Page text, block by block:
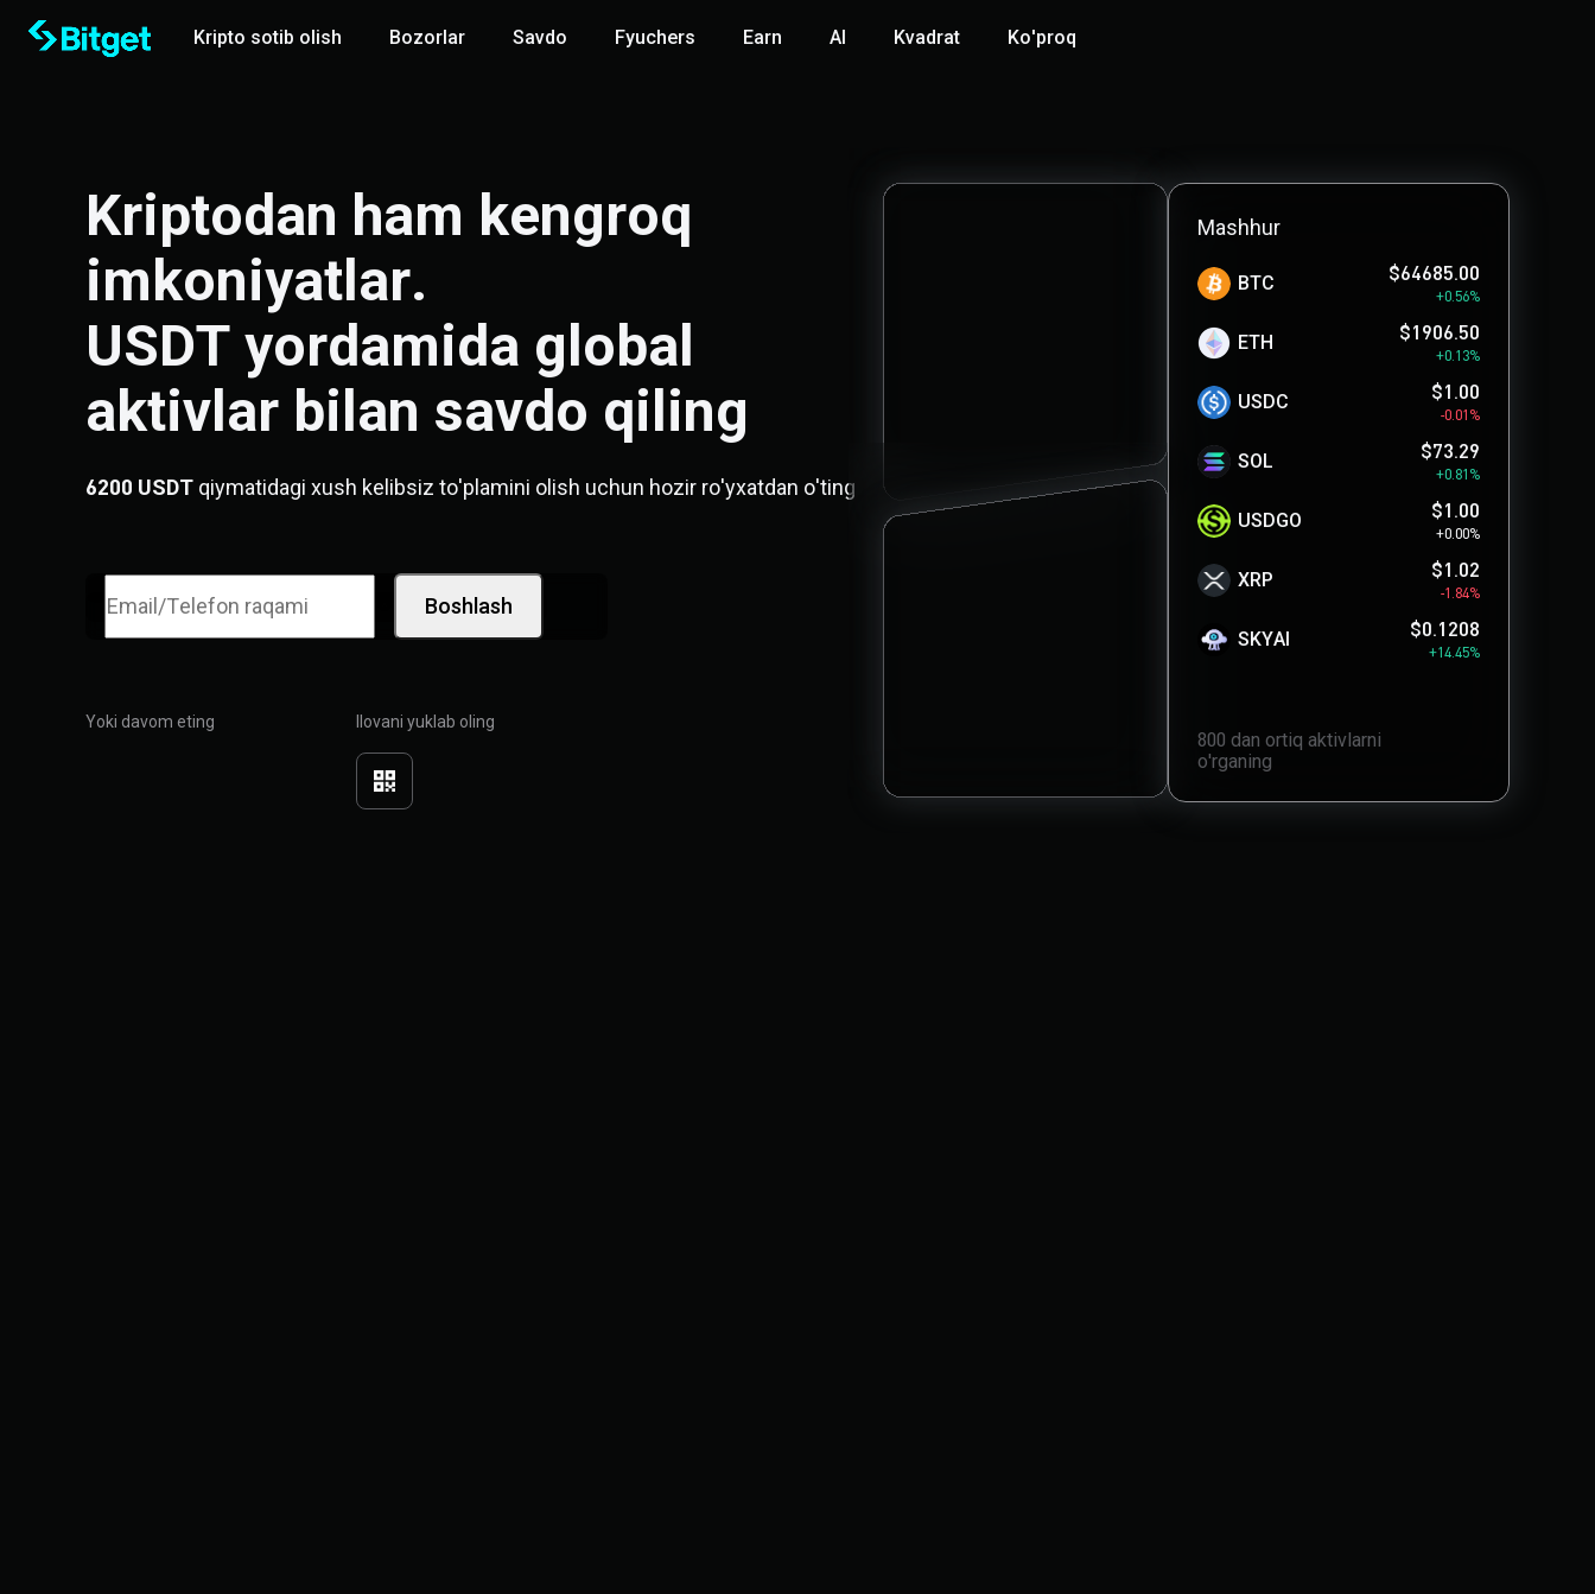
Kripto sotib olish Bozorlar Savdo Fyuchers Earn AI Kvadrat Ko'proq
Kriptodan ham kengroq
imkoniyatlar.
USDT yordamida global
aktivlar bilan savdo qiling
6200 USDT qiymatidagi xush kelibsiz to'plamini olish uchun hozir ro'yxatdan o'ting
Boshlash
Yoki davom eting Ilovani yuklab oling
Mashhur
BTC $64685.00
+0.56%
ETH $1906.50
+0.13%
USDC $1.00
-0.01%
SOL $73.29
+0.81%
USDGO $1.00
+0.00%
XRP $1.02
-1.84%
SKYAI $0.1208
+14.45%
800 dan ortiq aktivlarni
o'rganing